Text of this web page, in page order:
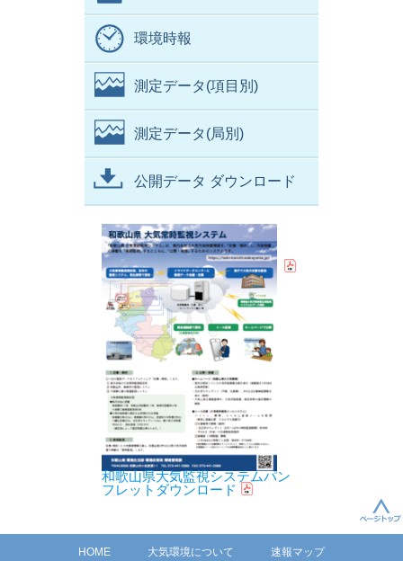
環境時報
測定データ(項目別)
測定データ(局別)
公開データ ダウンロード
和歌山県大気監視システムパン
フレットダウンロード
HOME 大気環境について 速報マップ